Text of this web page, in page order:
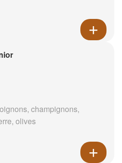
champignons,
olives